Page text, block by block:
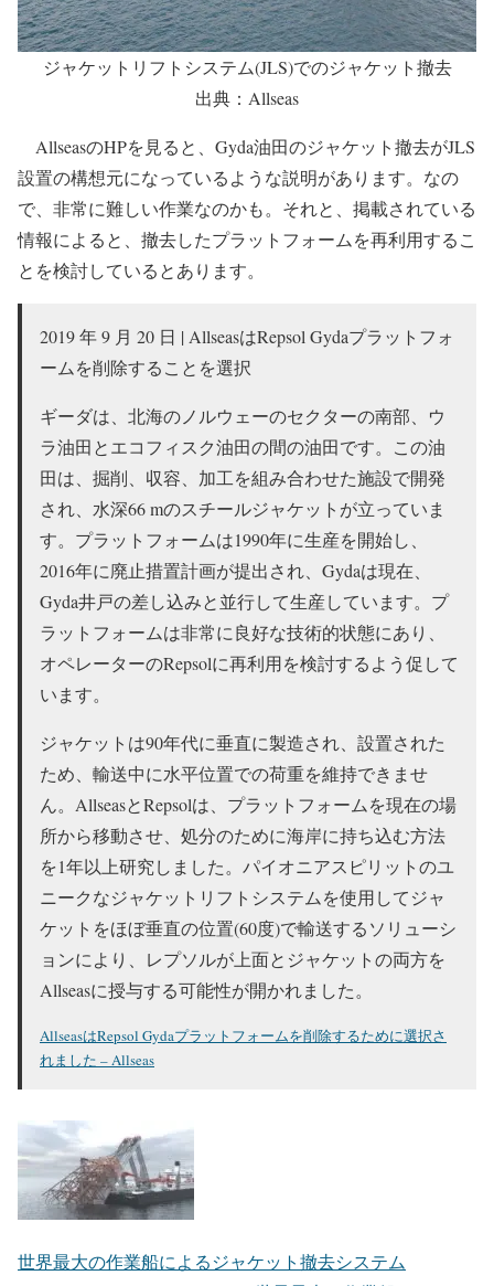
ジャケットリフトシステム(JLS)でのジャケット撤去
出典：Allseas
AllseasのHPを見ると、Gyda油田のジャケット撤去がJLS
設置の構想元になっているような説明があります。なの
で、非常に難しい作業なのかも。それと、掲載されている
情報によると、撤去したプラットフォームを再利用するこ
とを検討しているとあります。
2019 年 9 月 20 日 | AllseasはRepsol Gydaプラットフォ
ームを削除することを選択
ギーダは、北海のノルウェーのセクターの南部、ウ
ラ油田とエコフィスク油田の間の油田です。この油
田は、掘削、収容、加工を組み合わせた施設で開発
され、水深66 mのスチールジャケットが立っていま
す。プラットフォームは1990年に生産を開始し、
2016年に廃止措置計画が提出され、Gydaは現在、
Gyda井戸の差し込みと並行して生産しています。プ
ラットフォームは非常に良好な技術的状態にあり、
オペレーターのRepsolに再利用を検討するよう促して
います。
ジャケットは90年代に垂直に製造され、設置された
ため、輸送中に水平位置での荷重を維持できませ
ん。AllseasとRepsolは、プラットフォームを現在の場
所から移動させ、処分のために海岸に持ち込む方法
を1年以上研究しました。パイオニアスピリットのユ
ニークなジャケットリフトシステムを使用してジャ
ケットをほぼ垂直の位置(60度)で輸送するソリューシ
ョンにより、レプソルが上面とジャケットの両方を
Allseasに授与する可能性が開かれました。
AllseasはRepsol Gydaプラットフォームを削除するために選択さ
れました – Allseas
世界最大の作業船によるジャケット撤去システム